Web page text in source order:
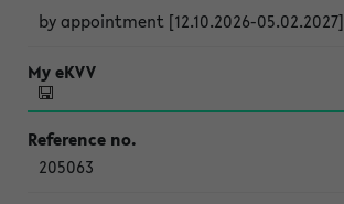
by appointment [12.10.2026-05.02.2027]
205063